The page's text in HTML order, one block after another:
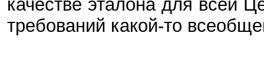
качестве эталона для всей
требований какой-то